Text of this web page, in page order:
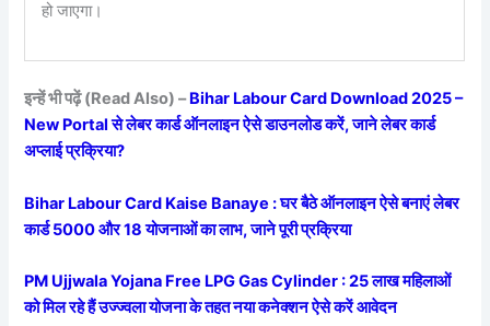
हो जाएगा।
इन्हें भी पढ़ें (Read Also) –Bihar Labour Card Download 2025 –
New Portal से लेबर कार्ड ऑनलाइन ऐसे डाउनलोड करें, जाने लेबर कार्ड
अप्लाई प्रक्रिया?
Bihar Labour Card Kaise Banaye : घर बैठे ऑनलाइन ऐसे बनाएं लेबर
कार्ड 5000 और 18 योजनाओं का लाभ, जाने पूरी प्रक्रिया
PM Ujjwala Yojana Free LPG Gas Cylinder : 25 लाख महिलाओं
को मिल रहे हैं उज्ज्वला योजना के तहत नया कनेक्शन ऐसे करें आवेदन